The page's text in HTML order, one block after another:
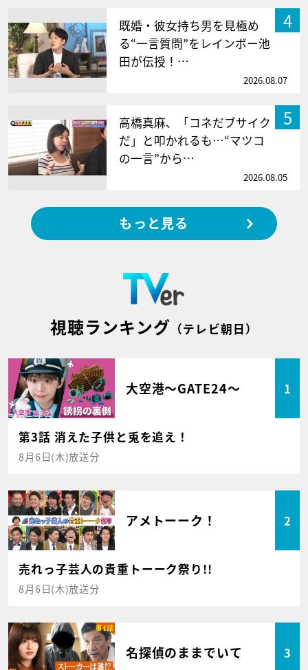
4
既婚・彼女持ち男を見極め
る“一言質問”をレインボー池
田が伝授！…
2026.08.07
5
高橋真麻、「コネだブサイク
だ」と叩かれるも…“マツコ
の一言”から…
2026.08.05
もっと見る
視聴ランキング （テレビ朝日）
大空港～GATE24～ 1
第3話 消えた子供と兎を追え！
8月6日(木)放送分
アメトーーク！ 2
売れっ子芸人の貴重トーーク祭り!!
8月6日(木)放送分
名探偵のままでいて 3